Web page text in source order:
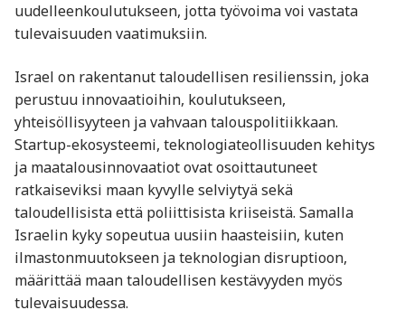
uudelleenkoulutukseen, jotta työvoima voi vastata
tulevaisuuden vaatimuksiin.
Israel on rakentanut taloudellisen resilienssin, joka
perustuu innovaatioihin, koulutukseen,
yhteisöllisyyteen ja vahvaan talouspolitiikkaan.
Startup-ekosysteemi, teknologiateollisuuden kehitys
ja maatalousinnovaatiot ovat osoittautuneet
ratkaiseviksi maan kyvylle selviytyä sekä
taloudellisista että poliittisista kriiseistä. Samalla
Israelin kyky sopeutua uusiin haasteisiin, kuten
ilmastonmuutokseen ja teknologian disruptioon,
määrittää maan taloudellisen kestävyyden myös
tulevaisuudessa.